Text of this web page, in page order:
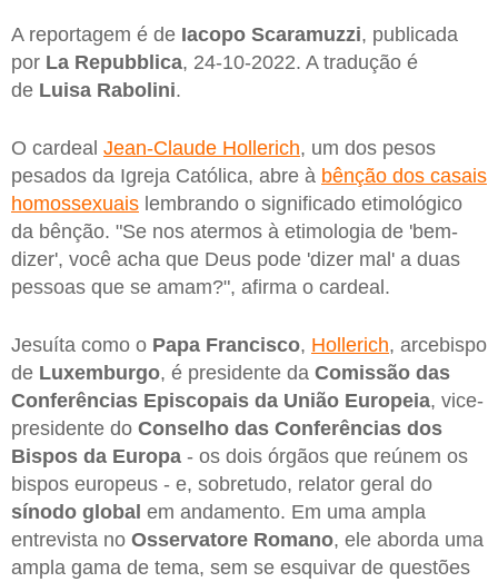
A reportagem é de Iacopo Scaramuzzi, publicada
por La Repubblica, 24-10-2022. A tradução é
de Luisa Rabolini.
O cardeal Jean-Claude Hollerich, um dos pesos
pesados da Igreja Católica, abre à bênção dos casais
homossexuais lembrando o significado etimológico
da bênção. "Se nos atermos à etimologia de 'bem-
dizer', você acha que Deus pode 'dizer mal' a duas
pessoas que se amam?", afirma o cardeal.
Jesuíta como o Papa Francisco, Hollerich, arcebispo
de Luxemburgo, é presidente da Comissão das
Conferências Episcopais da União Europeia, vice-
presidente do Conselho das Conferências dos
Bispos da Europa - os dois órgãos que reúnem os
bispos europeus - e, sobretudo, relator geral do
sínodo global em andamento. Em uma ampla
entrevista no Osservatore Romano, ele aborda uma
ampla gama de tema, sem se esquivar de questões